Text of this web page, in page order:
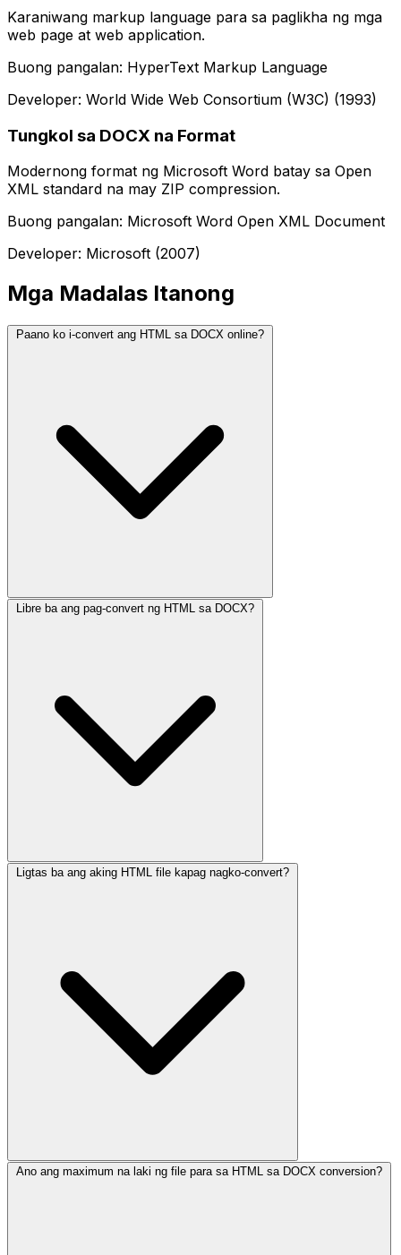
Karaniwang markup language para sa paglikha ng mga
web page at web application.
Buong pangalan: HyperText Markup Language
Developer: World Wide Web Consortium (W3C) (1993)
Tungkol sa DOCX na Format
Modernong format ng Microsoft Word batay sa Open
XML standard na may ZIP compression.
Buong pangalan: Microsoft Word Open XML Document
Developer: Microsoft (2007)
Mga Madalas Itanong
Paano ko i-convert ang HTML sa DOCX online?
Libre ba ang pag-convert ng HTML sa DOCX?
Ligtas ba ang aking HTML file kapag nagko-convert?
Ano ang maximum na laki ng file para sa HTML sa DOCX conversion?